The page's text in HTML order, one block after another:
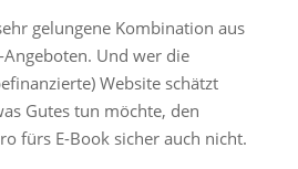
gelungene Kombination aus
Und wer die
Website schätzt
Gutes tun möchte, den
fürs E-Book sicher auch nicht.